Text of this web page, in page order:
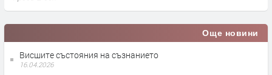
Още новини
Висшите състояния на съзнанието
16.04.2026